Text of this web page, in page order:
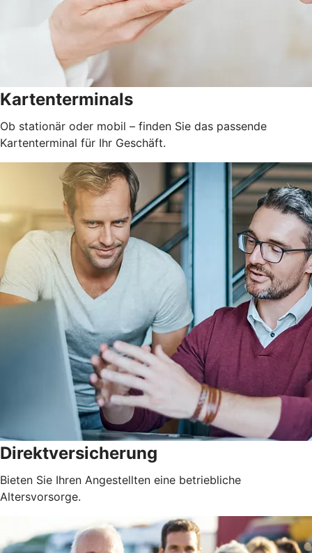
Kartenterminals
Ob stationär oder mobil – finden Sie das passende
Kartenterminal für Ihr Geschäft.
Direktversicherung
Bieten Sie Ihren Angestellten eine betriebliche
Altersvorsorge.